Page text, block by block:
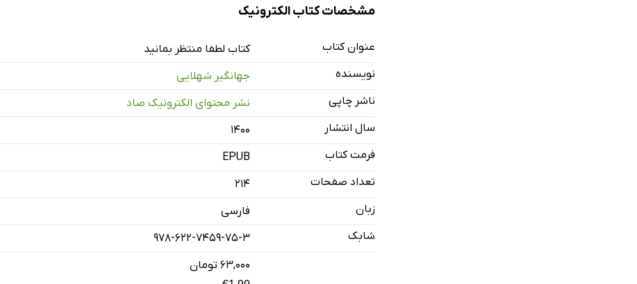
مشخصات کتاب الکترونیک
عنوان کتاب
کتاب لطفا منتظر بمانید
نویسنده
جهانگیر شهلایی
ناشر چاپی
نشر محتوای الکترونیک صاد
سال انتشار
۱۴۰۰
فرمت کتاب
EPUB
تعداد صفحات
214
زبان
فارسی
شابک
978-622-7459-75-3
۶۳,۰۰۰ تومان